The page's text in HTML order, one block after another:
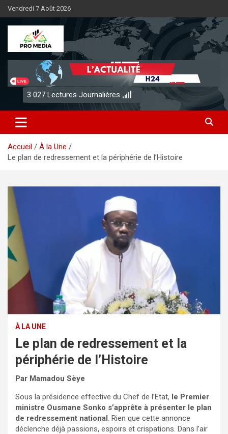
Aller
au
contenu
Vendredi 7 Août 2026
Sénégal Promedia
3 027 Lectures Journalières
Accueil
À la Une
Le plan de redressement et la périphérie de l’Histoire
À LA UNE
Le plan de redressement et la
périphérie de l’Histoire
Par Mamadou Sèye
Sous la présidence effective du Chef de l’Etat, le Premier
ministre Ousmane Sonko s’apprête à présenter le plan
de redressement national . Rien que cette annonce
déclenche déjà passions, espoirs et crispations. Dans l’air